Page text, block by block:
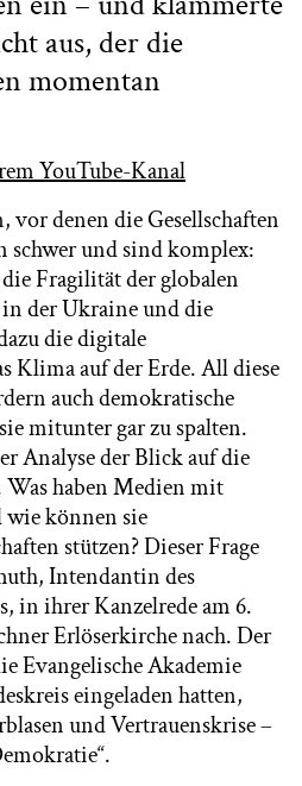
aus, der die
momentan
YouTube-Kanal
vor denen die Gesellschaften
schwer und sind komplex:
Fragilität der globalen
der Ukraine und die
die digitale
Klima auf der Erde. All diese
auch demokratische
mitunter gar zu spalten.
Analyse der Blick auf die
haben Medien mit
können sie
stützen? Dieser Frage
Intendantin des
in ihrer Kanzelrede am 6.
Erlöserkirche nach. Der
Evangelische Akademie
eingeladen hatten,
und Vertrauenskrise –